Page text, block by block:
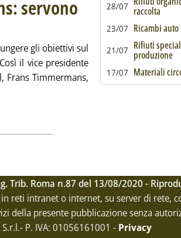
servono
gli obiettivi sul
il vice presidente
Frans Timmermans,
28/07 raccolta
23/07 Ricambi
21/07 Rifiuti
produzione
17/07 Materiali
Trib. Roma n.87 del 13/08/2020 -
reti intranet o internet, su server di rete,
della presente pubblicazione senza
P. IVA: 01056161001 - Privacy